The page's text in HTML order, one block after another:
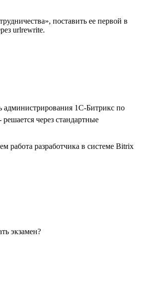
поставить ее первой в
urlrewrite.
администрирования 1С-Битрикс по
через стандартные
работа разработчика в системе Bitrix
экзамен?